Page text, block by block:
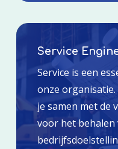
Service
Service is een
onze organisatie.
je samen met de
voor het behalen